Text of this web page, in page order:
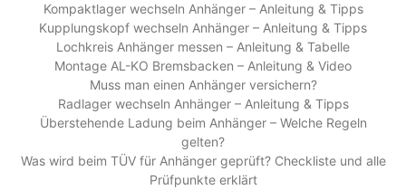
Kompaktlager wechseln Anhänger – Anleitung & Tipps
Kupplungskopf wechseln Anhänger – Anleitung & Tipps
Lochkreis Anhänger messen – Anleitung & Tabelle
Montage AL-KO Bremsbacken – Anleitung & Video
Muss man einen Anhänger versichern?
Radlager wechseln Anhänger – Anleitung & Tipps
Überstehende Ladung beim Anhänger – Welche Regeln
gelten?
Was wird beim TÜV für Anhänger geprüft? Checkliste und alle
Prüfpunkte erklärt